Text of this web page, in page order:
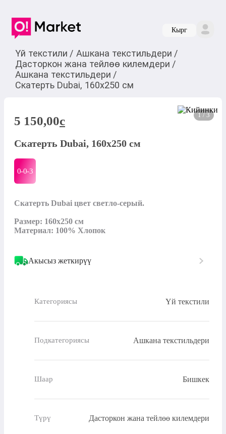
Кырг
Үй текстили / Ашкана текстильдери /
Дасторкон жана тейлөө килемдери /
Ашкана текстильдери /
Скатерть Dubai, 160х250 см
1 / 3
5 150,00c
Скатерть Dubai, 160х250 см
0-0-3
Скатерть Dubai цвет светло-серый.
Размер: 160х250 см
Материал: 100% Хлопок
Акысыз жеткирүү
Категориясы Үй текстили
Подкатегориясы Ашкана текстильдери
Шаар Бишкек
Түрү Дасторкон жана тейлөө килемдери